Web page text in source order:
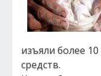
изъяли более
средств.